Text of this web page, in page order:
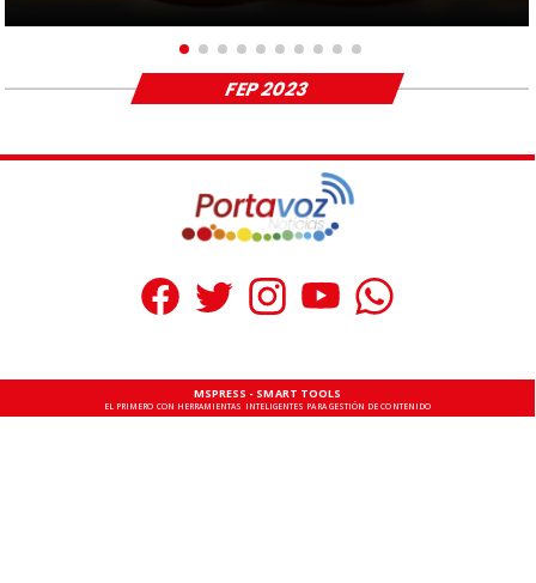
FEP 2023
MSPRESS - SMART TOOLS
EL PRIMERO CON HERRAMIENTAS INTELIGENTES PARA GESTIÓN DE CONTENIDO